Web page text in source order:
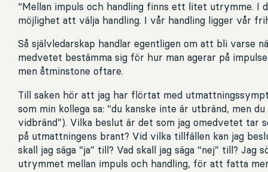
“Mellan impuls och handling finns ett litet utrymme. I
möjlighet att välja handling. I vår handling ligger vår
Så självledarskap handlar egentligen om att bli varse
medvetet bestämma sig för hur man agerar på
men åtminstone oftare.
Till saken hör att jag har flörtat med
som min kollega sa: “du kanske inte är utbränd, men
vidbränd”). Vilka beslut är det som jag omedvetet tar
på utmattningens brant? Vid vilka tillfällen kan jag
skall jag säga “ja” till? Vad skall jag säga “nej” till?
utrymmet mellan impuls och handling, för att fatta